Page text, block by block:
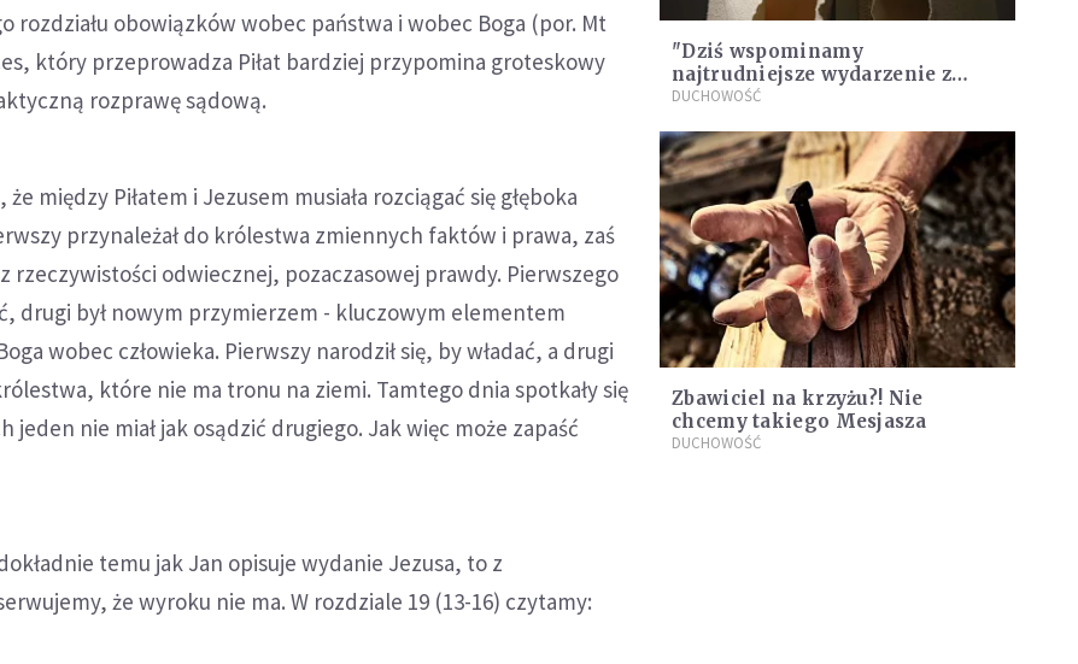
rozdziału obowiązków wobec państwa i wobec Boga (por. Mt
który przeprowadza Piłat bardziej przypomina groteskowy
rozprawę sądową.
między Piłatem i Jezusem musiała rozciągać się głęboka
przynależał do królestwa zmiennych faktów i prawa, zaś
rzeczywistości odwiecznej, pozaczasowej prawdy. Pierwszego
drugi był nowym przymierzem - kluczowym elementem
wobec człowieka. Pierwszy narodził się, by władać, a drugi
które nie ma tronu na ziemi. Tamtego dnia spotkały się
jeden nie miał jak osądzić drugiego. Jak więc może zapaść
temu jak Jan opisuje wydanie Jezusa, to z
że wyroku nie ma. W rozdziale 19 (13-16) czytamy:
"Dziś wspominamy
najtrudniejsze wydarzenie z
życia Chrystusa i nie chodzi o
DUCHOWOŚĆ
Zbawiciel na krzyżu?! Nie
chcemy takiego Mesjasza
DUCHOWOŚĆ